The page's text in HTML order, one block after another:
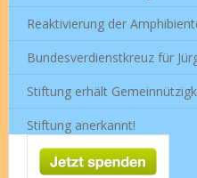
Reaktivierung der
Bundesverdienstkreuz für
Stiftung erhält
Stiftung anerkannt!